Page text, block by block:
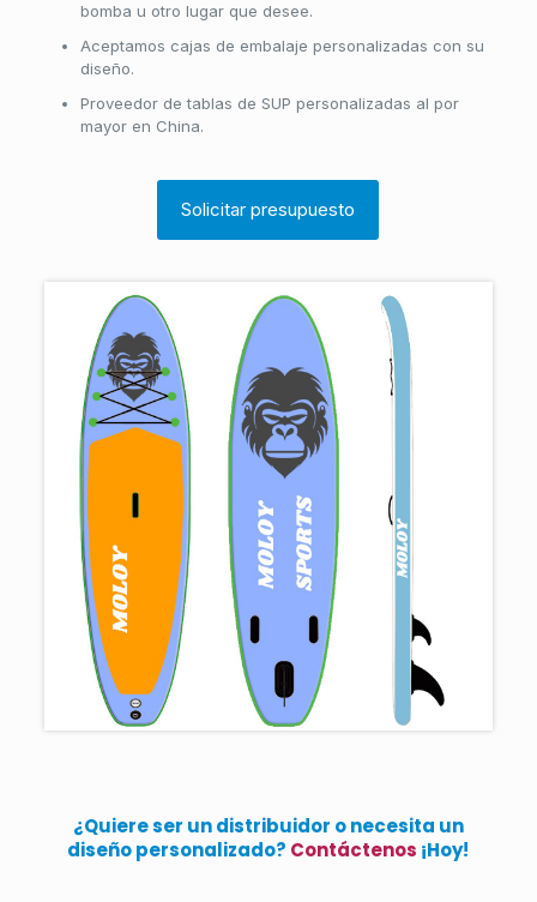
bomba u otro lugar que desee.
Aceptamos cajas de embalaje personalizadas con su
diseño.
Proveedor de tablas de SUP personalizadas al por
mayor en China.
Solicitar presupuesto
¿Quiere ser un distribuidor o necesita un
diseño personalizado? Contáctenos ¡Hoy!